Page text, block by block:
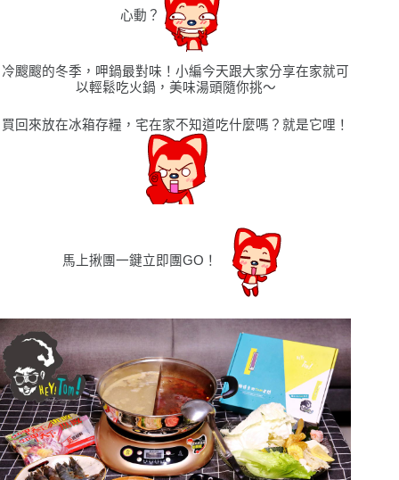
心動？
冷颼颼的冬季，呷鍋最對味！小編今天跟大家分享在家就可
以輕鬆吃火鍋，美味湯頭隨你挑〜
買回來放在冰箱存糧，宅在家不知道吃什麼嗎？就是它哩！
馬上揪團一鍵立即團GO ！